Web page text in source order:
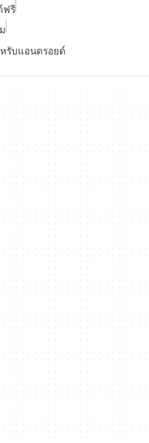
ฟรี
รับแอนดรอยด์